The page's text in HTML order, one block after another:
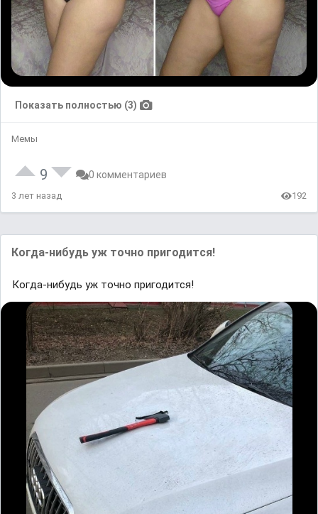
Показать полностью (3)
Мемы
9 0 комментариев
3 лет назад 192
Когда-нибудь уж точно пригодится!
Когда-нибудь уж точно пригодится!